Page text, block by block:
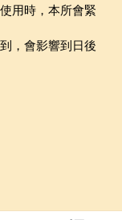
用時，本所會緊
，會影響到日後